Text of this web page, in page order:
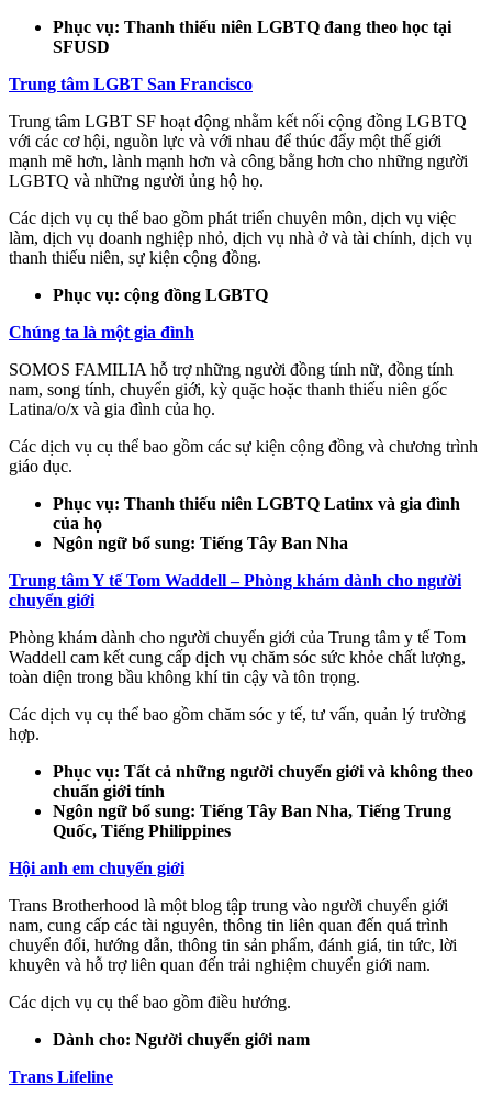
Phục vụ: Thanh thiếu niên LGBTQ đang theo học tại
SFUSD
Trung tâm LGBT San Francisco
Trung tâm LGBT SF hoạt động nhằm kết nối cộng đồng LGBTQ
với các cơ hội, nguồn lực và với nhau để thúc đẩy một thế giới
mạnh mẽ hơn, lành mạnh hơn và công bằng hơn cho những người
LGBTQ và những người ủng hộ họ.
Các dịch vụ cụ thể bao gồm phát triển chuyên môn, dịch vụ việc
làm, dịch vụ doanh nghiệp nhỏ, dịch vụ nhà ở và tài chính, dịch vụ
thanh thiếu niên, sự kiện cộng đồng.
Phục vụ: cộng đồng LGBTQ
Chúng ta là một gia đình
SOMOS FAMILIA hỗ trợ những người đồng tính nữ, đồng tính
nam, song tính, chuyển giới, kỳ quặc hoặc thanh thiếu niên gốc
Latina/o/x và gia đình của họ.
Các dịch vụ cụ thể bao gồm các sự kiện cộng đồng và chương trình
giáo dục.
Phục vụ: Thanh thiếu niên LGBTQ Latinx và gia đình
của họ
Ngôn ngữ bổ sung: Tiếng Tây Ban Nha
Trung tâm Y tế Tom Waddell – Phòng khám dành cho người
chuyển giới
Phòng khám dành cho người chuyển giới của Trung tâm y tế Tom
Waddell cam kết cung cấp dịch vụ chăm sóc sức khỏe chất lượng,
toàn diện trong bầu không khí tin cậy và tôn trọng.
Các dịch vụ cụ thể bao gồm chăm sóc y tế, tư vấn, quản lý trường
hợp.
Phục vụ: Tất cả những người chuyển giới và không theo
chuẩn giới tính
Ngôn ngữ bổ sung: Tiếng Tây Ban Nha, Tiếng Trung
Quốc, Tiếng Philippines
Hội anh em chuyển giới
Trans Brotherhood là một blog tập trung vào người chuyển giới
nam, cung cấp các tài nguyên, thông tin liên quan đến quá trình
chuyển đổi, hướng dẫn, thông tin sản phẩm, đánh giá, tin tức, lời
khuyên và hỗ trợ liên quan đến trải nghiệm chuyển giới nam.
Các dịch vụ cụ thể bao gồm điều hướng.
Dành cho: Người chuyển giới nam
Trans Lifeline